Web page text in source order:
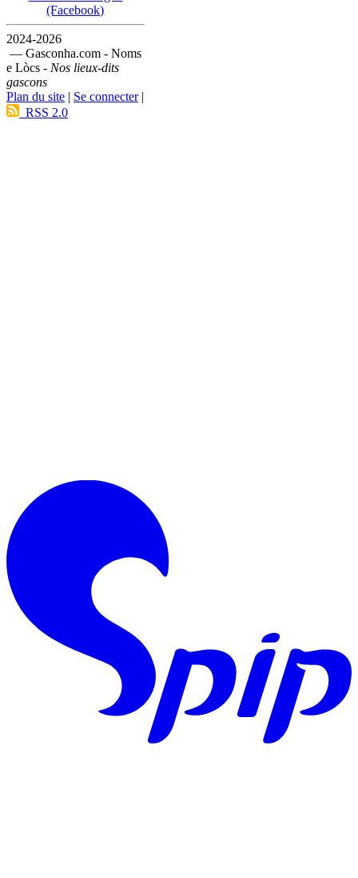
(Facebook)
2024-2026
— Gasconha.com - Noms
e Lòcs - Nos lieux-dits
gascons
Plan du site | Se connecter|
RSS 2.0